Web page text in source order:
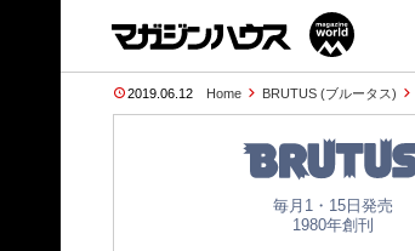
2019.06.12 Home BRUTUS (ブルータス)
毎月1・15日発売
1980年創刊